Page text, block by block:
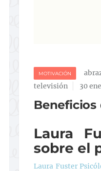
MOTIVACIÓN
televisión
30
Beneficios
Laura
sobre el
Laura Fuster